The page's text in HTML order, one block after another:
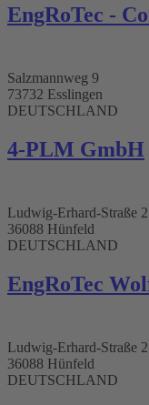
EngRoTec -
Salzmannweg 9
73732 Esslingen
DEUTSCHLAND
4-PLM GmbH​
Ludwig-Erhard-Straße 2
36088 Hünfeld
DEUTSCHLAND
EngRoTec
Ludwig-Erhard-Straße 2
36088 Hünfeld
DEUTSCHLAND